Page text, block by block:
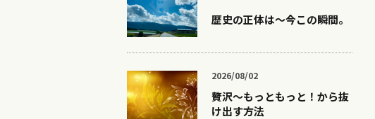
歴史の正体は〜今この瞬間。
2026/08/02
贅沢〜もっともっと！から抜
け出す方法